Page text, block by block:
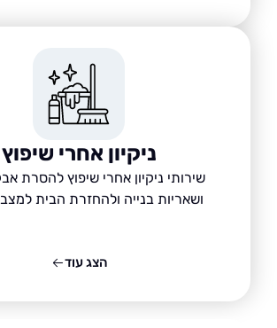
ניקיון אחרי שיפוץ
שירותי ניקיון אחרי שיפוץ להסרת אבק, לכלוך
ושאריות בנייה ולהחזרת הבית למצב מושלם.